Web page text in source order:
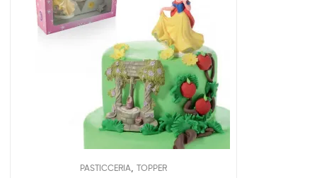
PASTICCERIA TOPPER